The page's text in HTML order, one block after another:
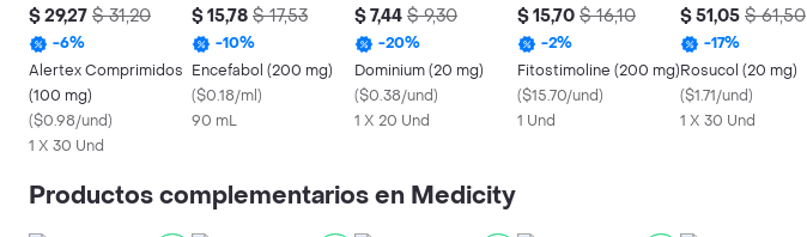
$ 29,27 $ 31,20
-6%
Alertex Comprimidos
(100 mg)
($0.98/und)
1 X 30 Und
$ 15,78 $ 17,53
-10%
Encefabol (200 mg)
($0.18/ml)
90 mL
$ 7,44 $ 9,30
-20%
Dominium (20 mg)
($0.38/und)
1 X 20 Und
$ 15,70 $ 16,10
-2%
Fitostimoline (200 mg)
($15.70/und)
1 Und
$ 51,05 $ 61,50
-17%
Rosucol (20 mg)
($1.71/und)
1 X 30 Und
Productos complementarios en Medicity